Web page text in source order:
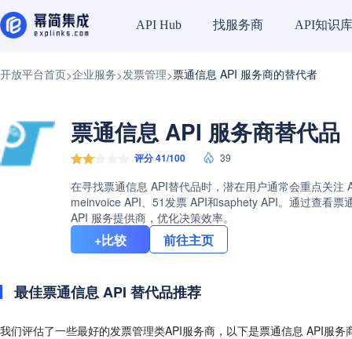
API Hub 找服务商 API知识库
开放平台首页>企业服务>发票管理>票通信息 API 服务商的替代者
票通信息 API 服务商替代品
评分 41/100 39
在寻找票通信息 API替代品时，潜在用户通常会重点关
meinvoice API、51发票 API和saphety API。通过查看
API 服务提供商，优化决策效率。
+比较 前往主页
最佳票通信息 API 替代品推荐
我们评估了一些最好的发票管理类API服务商，以下是票通信息 API服务